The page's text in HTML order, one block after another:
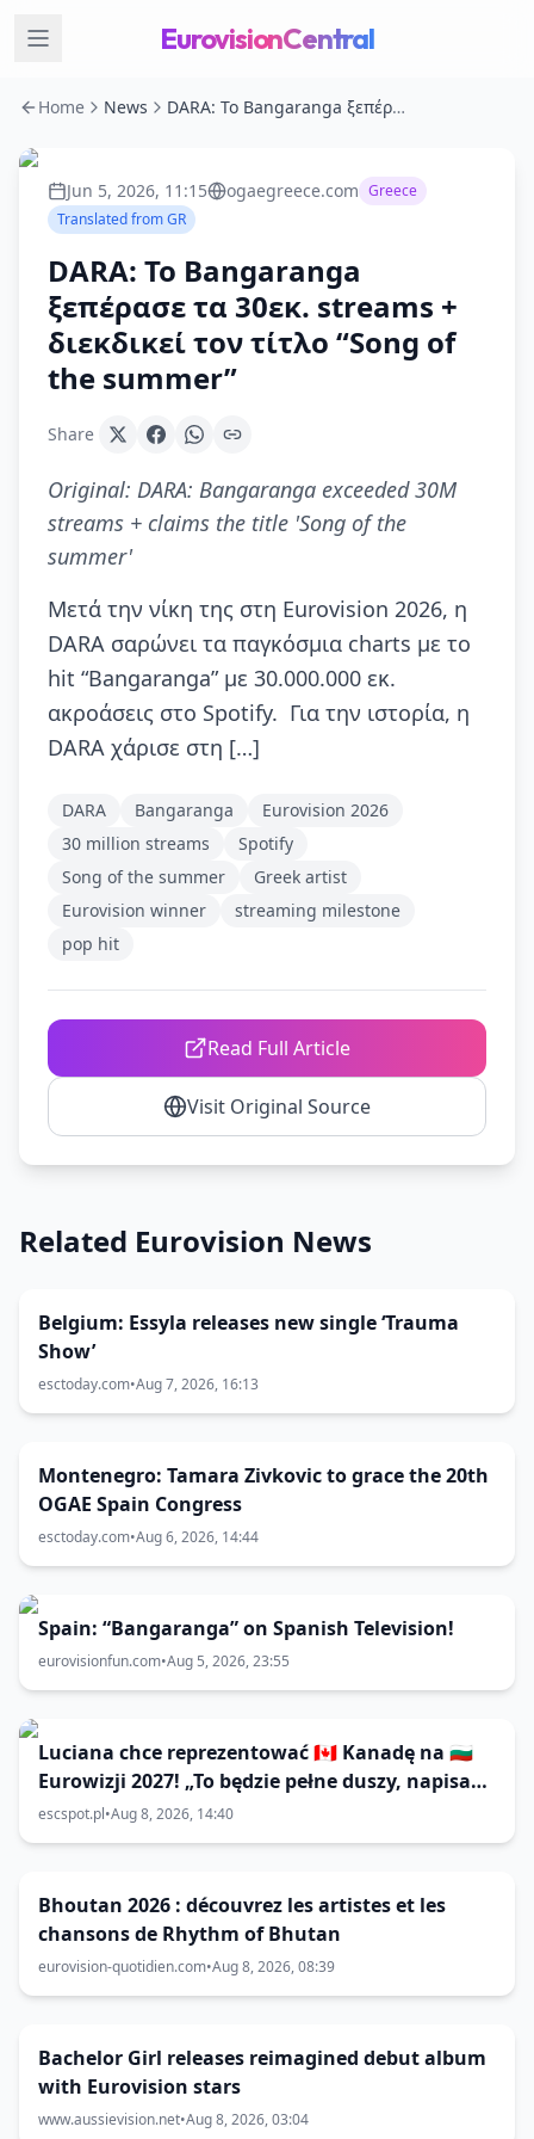
EurovisionCentral
Home News DARA: Το Bangaranga ξεπέρασε τα 30εκ. streams + διεκδικεί τον τίτλο “Song of the summer”
Jun 5, 2026, 11:15 ogaegreece.com Greece
Translated fromGR
DARA: Το Bangaranga
ξεπέρασε τα 30εκ. streams +
διεκδικεί τον τίτλο “Song of
the summer”
Share
Original: DARA: Bangaranga exceeded 30M
streams + claims the title 'Song of the
summer'
Μετά την νίκη της στη Eurovision 2026, η
DARA σαρώνει τα παγκόσμια charts με το
hit “Bangaranga” με 30.000.000 εκ.
ακροάσεις στο Spotify. Για την ιστορία, η
DARA χάρισε στη […]
DARA Bangaranga
Eurovision 2026
30 million streams
Spotify
Song of the summer
Greek artist
Eurovision winner
streaming milestone
pop hit
Read Full Article
Visit Original Source
Related Eurovision News
Belgium: Essyla releases new single ‘Trauma
Show’
esctoday.com•Aug 7, 2026, 16:13
Montenegro: Tamara Zivkovic to grace the 20th
OGAE Spain Congress
esctoday.com•Aug 6, 2026, 14:44
Spain: “Bangaranga” on Spanish Television!
eurovisionfun.com•Aug 5, 2026, 23:55
Luciana chce reprezentować 🇨🇦 Kanadę na 🇧🇬
Eurowizji 2027! „To będzie pełne duszy, napisane
z intencją; coś, co może poruszyć do tańca lub
do łez”
escspot.pl•Aug 8, 2026, 14:40
Bhoutan 2026 : découvrez les artistes et les
chansons de Rhythm of Bhutan
eurovision-quotidien.com•Aug 8, 2026, 08:39
Bachelor Girl releases reimagined debut album
with Eurovision stars
www.aussievision.net•Aug 8, 2026, 03:04